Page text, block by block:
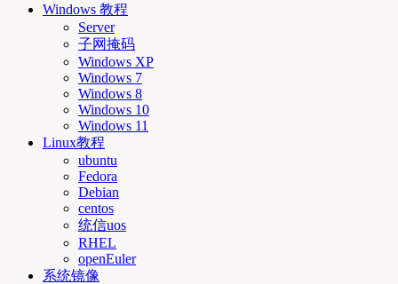
Windows 教程
Server
子网掩码
Windows XP
Windows 7
Windows 8
Windows 10
Windows 11
Linux教程
ubuntu
Fedora
Debian
centos
统信uos
RHEL
openEuler
系统镜像